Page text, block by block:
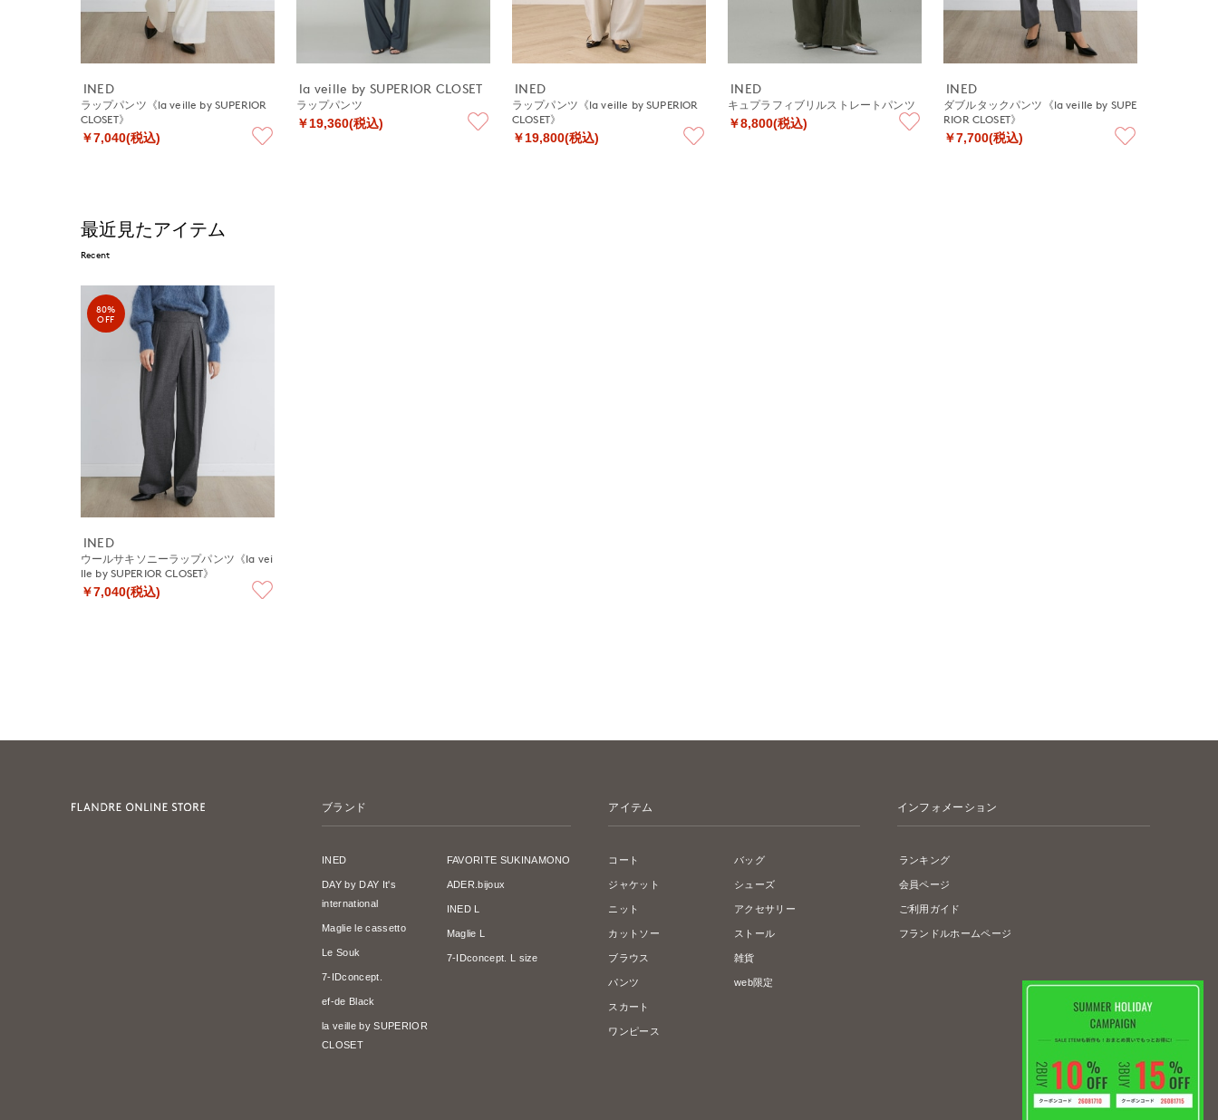
INED
ラップパンツ《la veille by SUPERIOR
CLOSET》
￥7,040(税込)
la veille by SUPERIOR CLOSET
ラップパンツ
￥19,360(税込)
INED
ラップパンツ《la veille by SUPERIOR
CLOSET》
￥19,800(税込)
INED
キュプラフィブリルストレートパンツ
￥8,800(税込)
INED
ダブルタックパンツ《la veille by SUPE
RIOR CLOSET》
￥7,700(税込)
最近見たアイテム
Recent
80%
OFF
INED
ウールサキソニーラップパンツ《la vei
lle by SUPERIOR CLOSET》
￥7,040(税込)
ブランド
INED
DAY by DAY It's
international
Maglie le cassetto
Le Souk
7-IDconcept.
ef-de Black
la veille by SUPERIOR
CLOSET
FAVORITE SUKINAMONO
ADER.bijoux
INED L
Maglie L
7-IDconcept. L size
アイテム
コート
ジャケット
ニット
カットソー
ブラウス
パンツ
スカート
ワンピース
バッグ
シューズ
アクセサリー
ストール
雑貨
web限定
インフォメーション
ランキング
会員ページ
ご利用ガイド
フランドルホームページ